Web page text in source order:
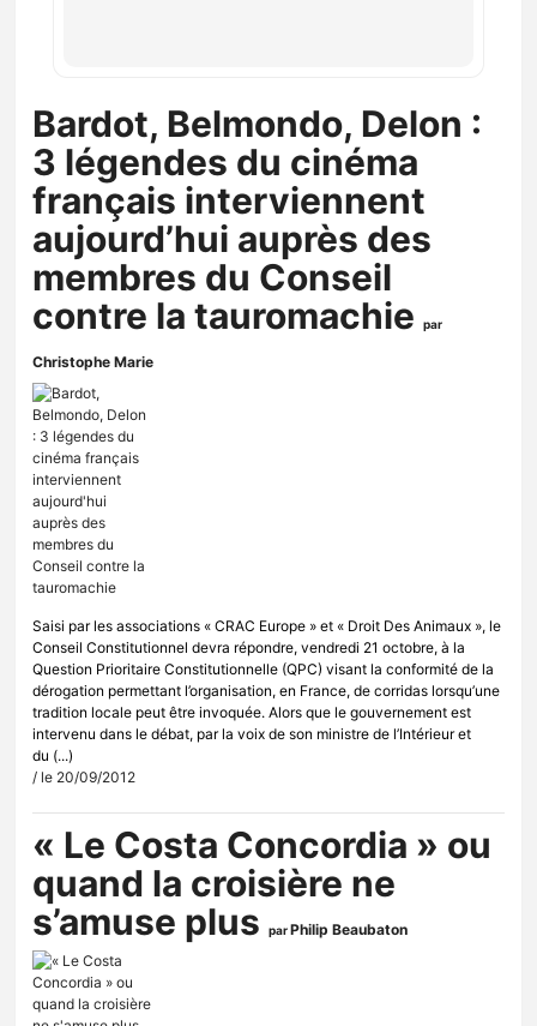
Bardot, Belmondo, Delon :
3 légendes du cinéma
français interviennent
aujourd’hui auprès des
membres du Conseil
contre la tauromachie
par
Christophe Marie
Saisi par les associations « CRAC Europe » et « Droit Des Animaux », le
Conseil Constitutionnel devra répondre, vendredi 21 octobre, à la
Question Prioritaire Constitutionnelle (QPC) visant la conformité de la
dérogation permettant l’organisation, en France, de corridas lorsqu’une
tradition locale peut être invoquée. Alors que le gouvernement est
intervenu dans le débat, par la voix de son ministre de l’Intérieur et
du (...)
/ le 20/09/2012
« Le Costa Concordia » ou
quand la croisière ne
s’amuse plus
parPhilip Beaubaton